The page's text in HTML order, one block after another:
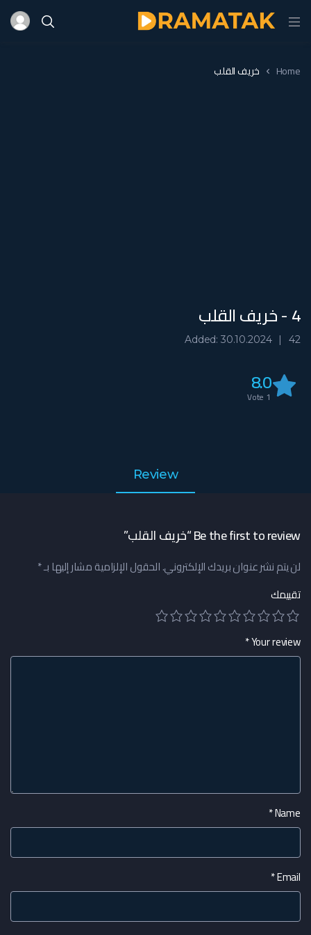
Home خريف القلب
4 - خريف القلب
42
Added: 30.10.2024
8.0
1
Review
Be the first to review “خريف القلب”
لن يتم نشر عنوان بريدك الإلكتروني.الحقول الإلزامية مشار إليها بـ*
تقييمك
Your review
*
Name
*
Email
*